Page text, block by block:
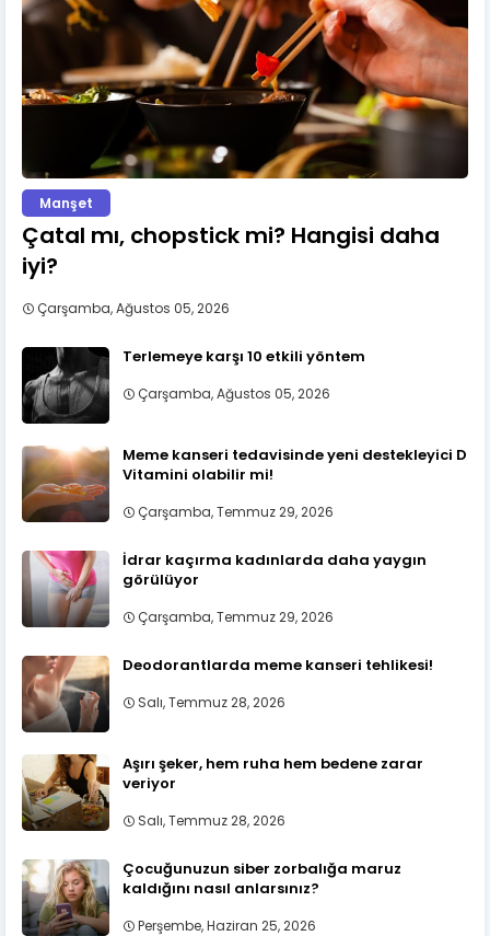
Manşet
Çatal mı, chopstick mi? Hangisi daha
iyi?
Çarşamba, Ağustos 05, 2026
Terlemeye karşı 10 etkili yöntem
Çarşamba, Ağustos 05, 2026
Meme kanseri tedavisinde yeni destekleyici D
Vitamini olabilir mi!
Çarşamba, Temmuz 29, 2026
İdrar kaçırma kadınlarda daha yaygın
görülüyor
Çarşamba, Temmuz 29, 2026
Deodorantlarda meme kanseri tehlikesi!
Salı, Temmuz 28, 2026
Aşırı şeker, hem ruha hem bedene zarar
veriyor
Salı, Temmuz 28, 2026
Çocuğunuzun siber zorbalığa maruz
kaldığını nasıl anlarsınız?
Perşembe, Haziran 25, 2026